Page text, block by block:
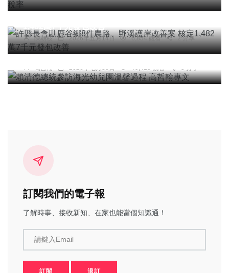
許縣長會勘鹿谷鄉8件農路、野溪護岸改善案 核定
陳朝枝 2026年五月14日 6,854 觀看 2 分享
專欄
賴清德總統參訪海光幼兒園溫馨過程 高哲翰專文
高哲翰 2026年七月30日 49,415 觀看 5 分享
訂閱我們的電子報
了解時事、接收新知、在家也能當個知識通！
請鍵入Email